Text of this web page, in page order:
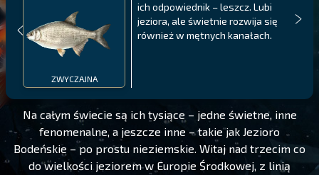
ZWYCZAJNA
ich odpowiednik – leszcz. Lubi
jeziora, ale świetnie rozwija się
również w mętnych kanałach.
Na całym świecie są ich tysiące – jedne świetne, inne
fenomenalne, a jeszcze inne – takie jak Jezioro
Bodeńskie – po prostu nieziemskie. Witaj nad trzecim co
do wielkości jeziorem w Europie Środkowej, z linią